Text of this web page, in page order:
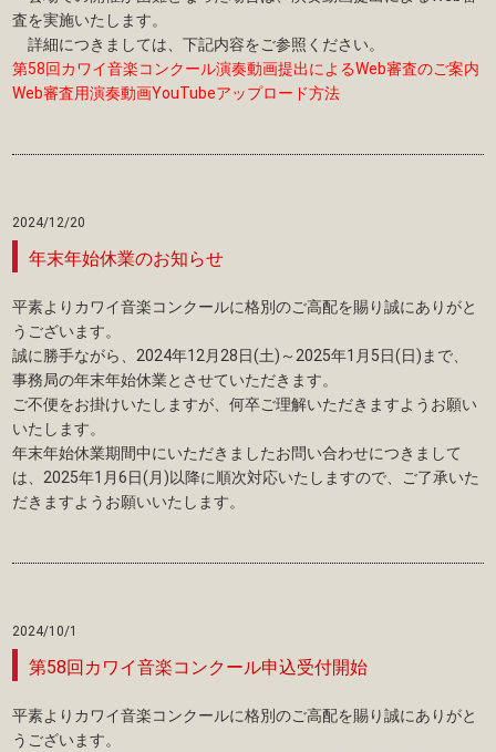
査を実施いたします。
詳細につきましては、下記内容をご参照ください。
第58回カワイ音楽コンクール演奏動画提出によるWeb審査のご案内
Web審査用演奏動画YouTubeアップロード方法
2024/12/20
年末年始休業のお知らせ
平素よりカワイ音楽コンクールに格別のご高配を賜り誠にありがと
うございます。
誠に勝手ながら、2024年12月28日(土)～2025年1月5日(日)まで、
事務局の年末年始休業とさせていただきます。
ご不便をお掛けいたしますが、何卒ご理解いただきますようお願い
いたします。
年末年始休業期間中にいただきましたお問い合わせにつきまして
は、2025年1月6日(月)以降に順次対応いたしますので、ご了承いた
だきますようお願いいたします。
2024/10/1
第58回カワイ音楽コンクール申込受付開始
平素よりカワイ音楽コンクールに格別のご高配を賜り誠にありがと
うございます。